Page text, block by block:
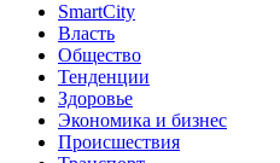
SmartCity
Власть
Общество
Тенденции
Здоровье
Экономика и бизнес
Происшествия